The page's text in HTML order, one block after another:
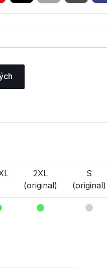
2XL
(original)
S
(original)